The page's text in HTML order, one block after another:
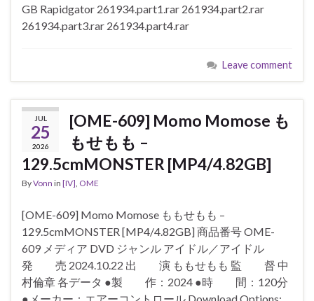
GB Rapidgator 261934.part1.rar 261934.part2.rar
261934.part3.rar 261934.part4.rar
Leave comment
JUL
25
2026
[OME-609] Momo Momose も
もせもも –
129.5cmMONSTER [MP4/4.82GB]
ByVonn in [IV], OME
[OME-609] Momo Momose ももせもも –
129.5cmMONSTER [MP4/4.82GB] 商品番号 OME-
609 メディア DVD ジャンル アイドル／アイドル
発 売 2024.10.22 出 演 ももせもも 監 督 中
村倫章 各データ ●製 作：2024 ●時 間：120分